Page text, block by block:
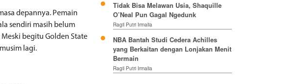
depannya. Pemain
sendiri masih belum
begitu Golden State
lagi.
Tidak Bisa Melawan Usia, Shaquille
O’Neal Pun Gagal Ngedunk
Ragil Putri Irmalia
NBA Bantah Studi Cedera Achilles
yang Berkaitan dengan Lonjakan Menit
Bermain
Ragil Putri Irmalia